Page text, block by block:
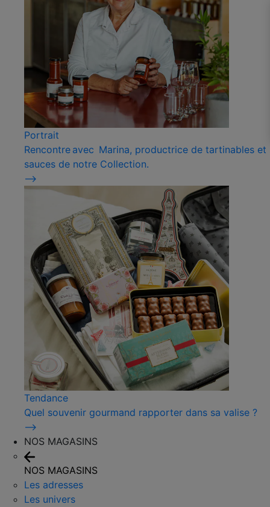
Portrait
Rencontre avec Marina, productrice de tartinables et
sauces de notre Collection.
⟶
Tendance
Quel souvenir gourmand rapporter dans sa valise ?
⟶
NOS MAGASINS
NOS MAGASINS
Les adresses
Les univers